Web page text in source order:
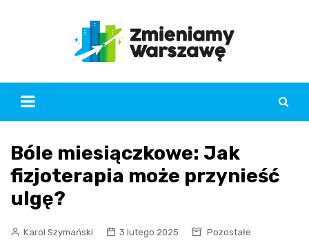
Bóle miesiączkowe: Jak
fizjoterapia może przynieść
ulgę?
Karol Szymański 3 lutego 2025 Pozostałe